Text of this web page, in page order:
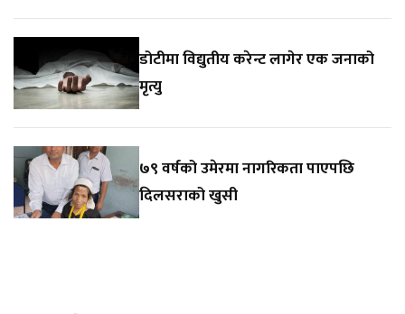
डोटीमा विद्युतीय करेन्ट लागेर एक जनाको
मृत्यु
७९ वर्षको उमेरमा नागरिकता पाएपछि
दिलसराको खुसी